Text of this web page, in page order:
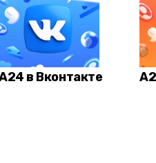
в Вконтакте